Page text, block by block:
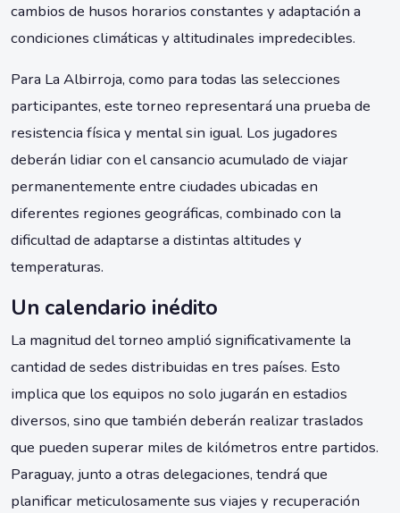
cambios de husos horarios constantes y adaptación a
condiciones climáticas y altitudinales impredecibles.
Para La Albirroja, como para todas las selecciones
participantes, este torneo representará una prueba de
resistencia física y mental sin igual. Los jugadores
deberán lidiar con el cansancio acumulado de viajar
permanentemente entre ciudades ubicadas en
diferentes regiones geográficas, combinado con la
dificultad de adaptarse a distintas altitudes y
temperaturas.
Un calendario inédito
La magnitud del torneo amplió significativamente la
cantidad de sedes distribuidas en tres países. Esto
implica que los equipos no solo jugarán en estadios
diversos, sino que también deberán realizar traslados
que pueden superar miles de kilómetros entre partidos.
Paraguay, junto a otras delegaciones, tendrá que
planificar meticulosamente sus viajes y recuperación